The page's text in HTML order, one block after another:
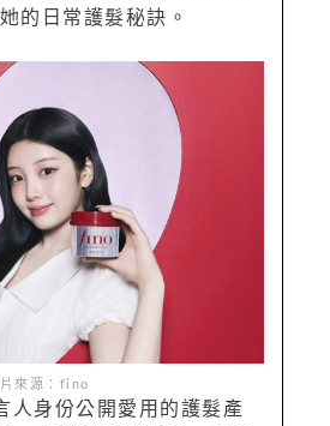
的日常護髮秘訣。
片來源：fino
人身份公開愛用的護髮產